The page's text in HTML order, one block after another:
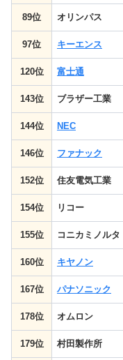
89位 オリンパス
97位 キーエンス
120位 富士通
143位 ブラザー工業
144位 NEC
146位 ファナック
152位 住友電気工業
154位 リコー
155位 コニカミノルタ
160位 キヤノン
167位 パナソニック
178位 オムロン
179位 村田製作所